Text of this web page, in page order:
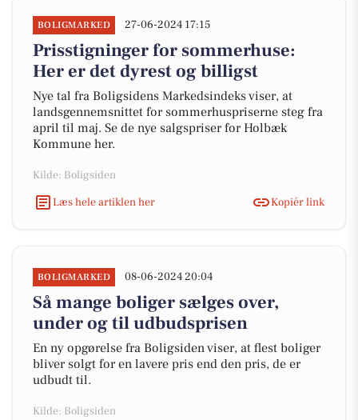
BOLIGMARKED 27-06-2024 17:15
Prisstigninger for sommerhuse:
Her er det dyrest og billigst
Nye tal fra Boligsidens Markedsindeks viser, at
landsgennemsnittet for sommerhuspriserne steg fra
april til maj. Se de nye salgspriser for Holbæk
Kommune her.
Kilde: Boligsiden
Læs hele artiklen her
Kopiér link
BOLIGMARKED 08-06-2024 20:04
Så mange boliger sælges over,
under og til udbudsprisen
En ny opgørelse fra Boligsiden viser, at flest boliger
bliver solgt for en lavere pris end den pris, de er
udbudt til.
Kilde: Boligsiden